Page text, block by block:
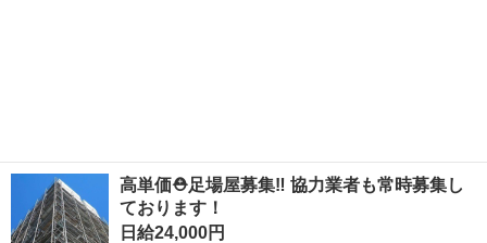
高単価⛑️足場屋募集‼️ 協力業者も常時募集し
ております！
日給24,000円